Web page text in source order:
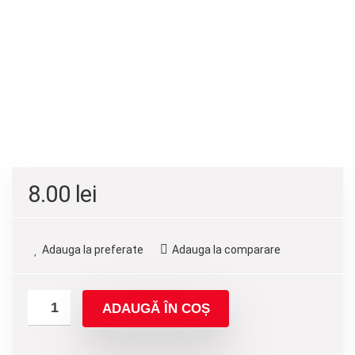
8.00 lei
Adauga la preferate Adauga la comparare
ADAUGĂ ÎN COȘ